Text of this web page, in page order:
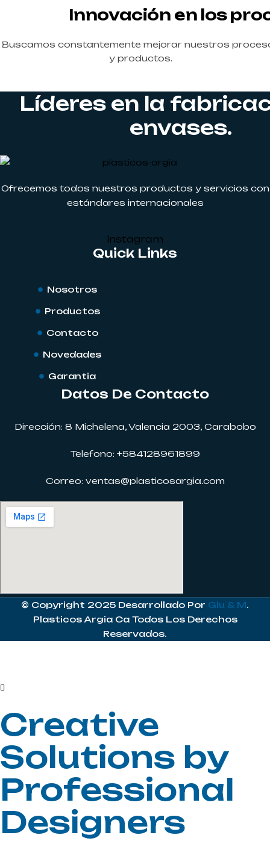
Innovación en los
Buscamos constantemente mejorar nuestros
y productos.
Líderes en la
envases.
Ofrecemos todos nuestros productos y servicios con
estándares internacionales
Instagram
Quick Links
Nosotros
Productos
Contacto
Novedades
Garantia
Datos De Contacto
Dirección: 8 Michelena, Valencia 2003, Carabobo
Telefono: +584128961899
Correo: ventas@plasticosargia.com
© Copyright 2025 Desarrollado Por Glu & M.
Plasticos Argia Ca Todos Los Derechos
Reservados.
Creative
Solutions by
Professional
Designers